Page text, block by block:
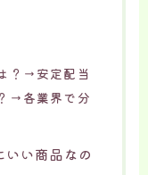
？→安定配当
→各業界で分
い商品なの